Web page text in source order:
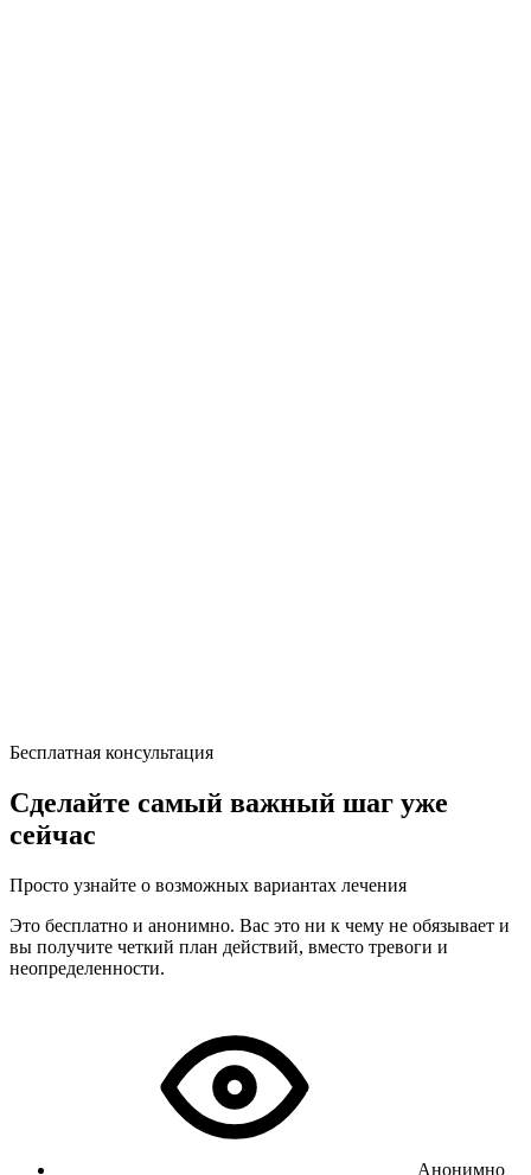
Бесплатная консультация
Сделайте самый важный шаг уже
сейчас
Просто узнайте о возможных вариантах лечения
Это бесплатно и анонимно. Вас это ни к чему не обязывает и
вы получите четкий план действий, вместо тревоги и
неопределенности.
Анонимно